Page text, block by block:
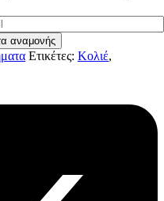
Ετικέτες: Κολιέ,